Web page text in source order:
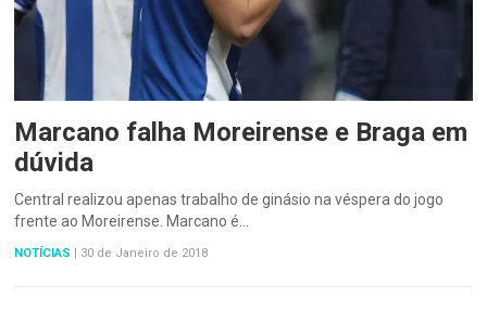
Marcano falha Moreirense e Braga em
dúvida
Central realizou apenas trabalho de ginásio na véspera do jogo
frente ao Moreirense. Marcano é…
NOTÍCIAS 30 de Janeiro de 2018